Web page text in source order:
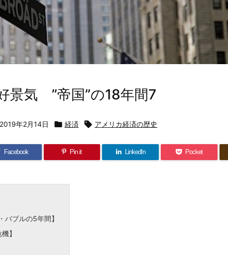
景気 ”帝国”の18年間7
2019年2月14日  経済  アメリカ経済の歴史
Facebook Pin it LinkedIn Pocket
バブルの5年間】
】